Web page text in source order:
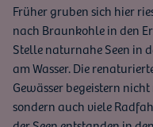
Früher gruben sich hier
nach Braunkohle in den
Stelle naturnahe Seen in
am Wasser. Die
Gewässer begeistern
sondern auch viele